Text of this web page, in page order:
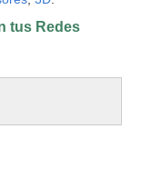
tus Redes